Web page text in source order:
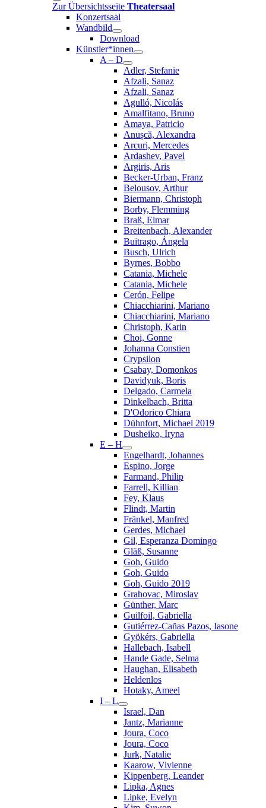
Zur Übersichtsseite Theatersaal
Konzertsaal
Wandbild
Download
Künstler*innen
A – D
Adler, Stefanie
Afzali, Sanaz
Afzali, Sanaz
Agulló, Nicolás
Amalfitano, Bruno
Amaya, Patricio
Anușcă, Alexandra
Arcuri, Mercedes
Ardashev, Pavel
Argiris, Aris
Becker-Urban, Franz
Belousov, Arthur
Biermann, Christoph
Borby, Flemming
Braß, Elmar
Breitenbach, Alexander
Buitrago, Ángela
Busch, Ulrich
Byrnes, Bobbo
Catania, Michele
Catania, Michele
Cerón, Felipe
Chiacchiarini, Mariano
Chiacchiarini, Mariano
Christoph, Karin
Choi, Gonne
Johanna Constien
Crypsilon
Csabay, Domonkos
Davidyuk, Boris
Delgado, Carmela
Dinkelbach, Britta
D'Odorico Chiara
Dühnfort, Michael 2019
Dusheiko, Iryna
E – H
Engelhardt, Johannes
Espino, Jorge
Farmand, Philip
Farrell, Killian
Fey, Klaus
Flindt, Martin
Fränkel, Manfred
Gerdes, Michael
Gil, Esperanza Domingo
Gläß, Susanne
Goh, Guido
Goh, Guido
Goh, Guido 2019
Grahovac, Miroslav
Günther, Marc
Guilfoil, Gabriella
Gutiérrez-Cañas Pazos, Iasone
Gyökérs, Gabriella
Hallebach, Isabell
Hande Gade, Selma
Haughan, Elisabeth
Heldenlos
Hotaky, Ameel
I – L
Israel, Dan
Jantz, Marianne
Joura, Coco
Joura, Coco
Jurk, Natalie
Kaarow, Vivienne
Kippenberg, Leander
Lipka, Agnes
Lipke, Evelyn